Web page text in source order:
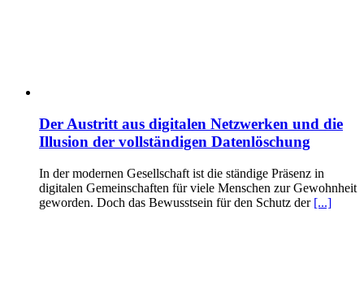
Der Austritt aus digitalen Netzwerken und die
Illusion der vollständigen Datenlöschung
In der modernen Gesellschaft ist die ständige Präsenz in
digitalen Gemeinschaften für viele Menschen zur Gewohnheit
geworden. Doch das Bewusstsein für den Schutz der [...]